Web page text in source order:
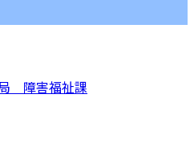
障害福祉課